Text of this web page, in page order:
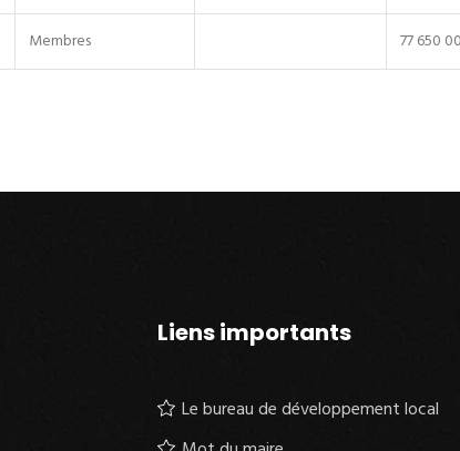
Membres 77 650
Liens importants
Le bureau de développement local